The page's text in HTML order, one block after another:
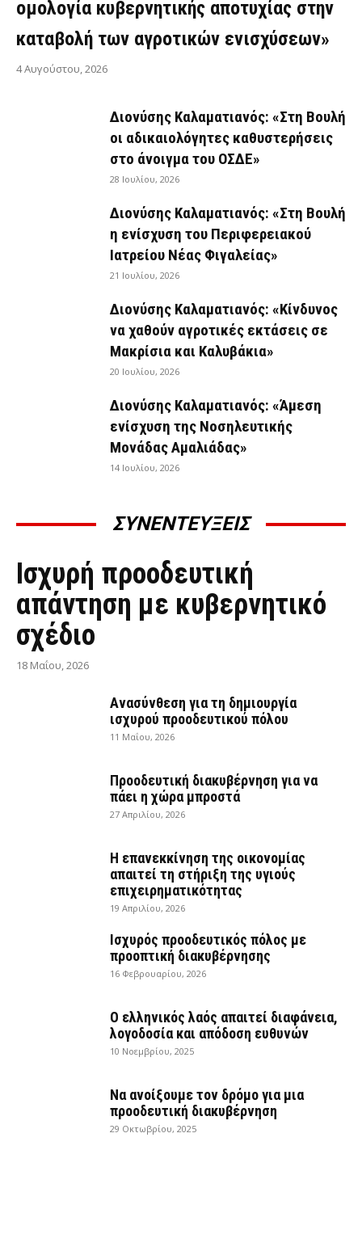
ομολογία κυβερνητικής αποτυχίας στην
καταβολή των αγροτικών ενισχύσεων»
4 Αυγούστου, 2026
Διονύσης Καλαματιανός: «Στη Βουλή
οι αδικαιολόγητες καθυστερήσεις
στο άνοιγμα του ΟΣΔΕ»
28 Ιουλίου, 2026
Διονύσης Καλαματιανός: «Στη Βουλή
η ενίσχυση του Περιφερειακού
Ιατρείου Νέας Φιγαλείας»
21 Ιουλίου, 2026
Διονύσης Καλαματιανός: «Κίνδυνος
να χαθούν αγροτικές εκτάσεις σε
Μακρίσια και Καλυβάκια»
20 Ιουλίου, 2026
Διονύσης Καλαματιανός: «Άμεση
ενίσχυση της Νοσηλευτικής
Μονάδας Αμαλιάδας»
14 Ιουλίου, 2026
ΣΥΝΕΝΤΕΥΞΕΙΣ
ΣΥΝΕΝΤΕΎΞΕΙΣ
Ισχυρή προοδευτική
απάντηση με κυβερνητικό
σχέδιο
18 Μαΐου, 2026
Ανασύνθεση για τη δημιουργία
ισχυρού προοδευτικού πόλου
11 Μαΐου, 2026
Προοδευτική διακυβέρνηση για να
πάει η χώρα μπροστά
27 Απριλίου, 2026
Η επανεκκίνηση της οικονομίας
απαιτεί τη στήριξη της υγιούς
επιχειρηματικότητας
19 Απριλίου, 2026
Ισχυρός προοδευτικός πόλος με
προοπτική διακυβέρνησης
16 Φεβρουαρίου, 2026
Ο ελληνικός λαός απαιτεί διαφάνεια,
λογοδοσία και απόδοση ευθυνών
10 Νοεμβρίου, 2025
Να ανοίξουμε τον δρόμο για μια
προοδευτική διακυβέρνηση
29 Οκτωβρίου, 2025